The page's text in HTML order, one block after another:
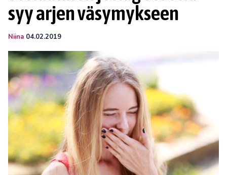
syy arjen väsymykseen
Niina 04.02.2019